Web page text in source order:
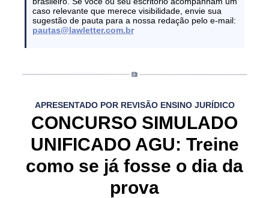
caso relevante que merece visibilidade, envie sua
sugestão de pauta para a nossa redação pelo e-mail:
pautas@lawletter.com.br
APRESENTADO POR REVISÃO ENSINO JURÍDICO
CONCURSO SIMULADO
UNIFICADO AGU: Treine
como se já fosse o dia da
prova